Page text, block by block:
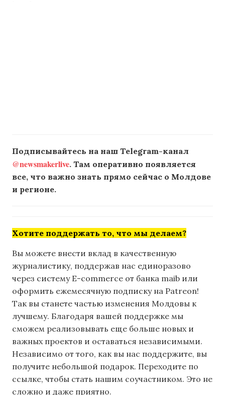
Подписывайтесь на наш Telegram-канал
@newsmakerlive. Там оперативно появляется
все, что важно знать прямо сейчас о Молдове
и регионе.
Хотите поддержать то, что мы делаем?
Вы можете внести вклад в качественную
журналистику, поддержав нас единоразово
через систему E-commerce от банка maib или
оформить ежемесячную подписку на Patreon!
Так вы станете частью изменения Молдовы к
лучшему. Благодаря вашей поддержке мы
сможем реализовывать еще больше новых и
важных проектов и оставаться независимыми.
Независимо от того, как вы нас поддержите, вы
получите небольшой подарок. Переходите по
ссылке, чтобы стать нашим соучастником. Это не
сложно и даже приятно.